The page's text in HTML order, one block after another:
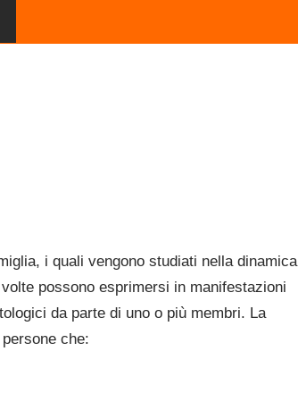
i quali vengono studiati nella dinamica
possono esprimersi in manifestazioni
da parte di uno o più membri. La
che: